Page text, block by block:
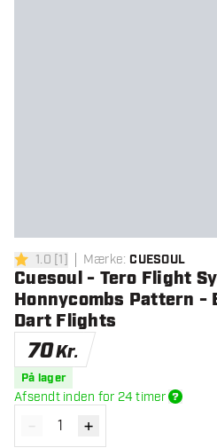
1 bedømmelsesstjerner
1.0 [1] Mærke: CUESOUL
Cuesoul - Tero Flight
Honnycombs Pattern -
Dart Flights
70Kr.
På lager
Afsendt inden for 24 timer
Reducér antal
- Øg antal
+